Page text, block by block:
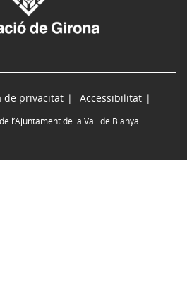
de privacitat
Accessibilitat
l’Ajuntament de la Vall de Bianya